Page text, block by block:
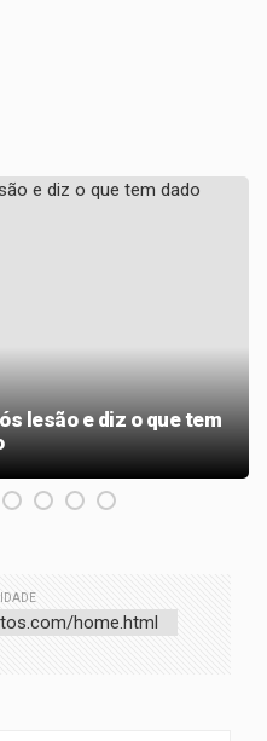
lesão e diz o que tem